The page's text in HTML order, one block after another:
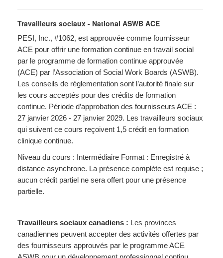
Travailleurs sociaux - National ASWB ACE
PESI, Inc., #1062, est approuvée comme fournisseur
ACE pour offrir une formation continue en travail social
par le programme de formation continue approuvée
(ACE) par l’Association of Social Work Boards (ASWB).
Les conseils de réglementation sont l’autorité finale sur
les cours acceptés pour des crédits de formation
continue. Période d’approbation des fournisseurs ACE :
27 janvier 2026 - 27 janvier 2029. Les travailleurs sociaux
qui suivent ce cours reçoivent 1,5 crédit en formation
clinique continue.
Niveau du cours : Intermédiaire Format : Enregistré à
distance asynchrone. La présence complète est requise ;
aucun crédit partiel ne sera offert pour une présence
partielle.
Travailleurs sociaux canadiens : Les provinces
canadiennes peuvent accepter des activités offertes par
des fournisseurs approuvés par le programme ACE